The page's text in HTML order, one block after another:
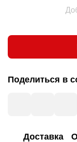
Поделиться в
Доставка